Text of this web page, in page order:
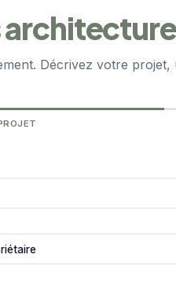
Décrivez votre